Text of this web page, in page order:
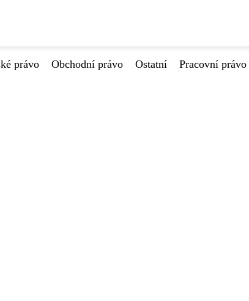
právo Obchodní právo Ostatní Pracovní právo